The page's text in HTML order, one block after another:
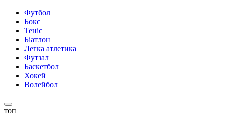
Футбол
Бокс
Теніс
Біатлон
Легка атлетика
Футзал
Баскетбол
Хокей
Волейбол
топ